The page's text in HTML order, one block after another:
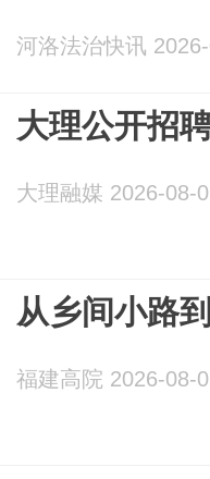
河洛法治快讯
大理公开招
大理融媒 2026-08-
从乡间小路
福建高院 2026-08-